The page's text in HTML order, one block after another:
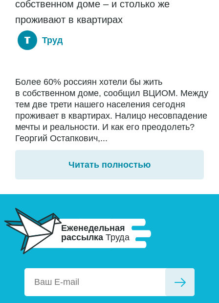
собственном доме – и столько же
проживают в квартирах
Труд
Более 60% россиян хотели бы жить
в собственном доме, сообщил ВЦИОМ. Между
тем две трети нашего населения сегодня
проживает в квартирах. Налицо несовпадение
мечты и реальности. И как его преодолеть?
Георгий Остапкович,...
Читать полностью
Еженедельная
рассылка Труда